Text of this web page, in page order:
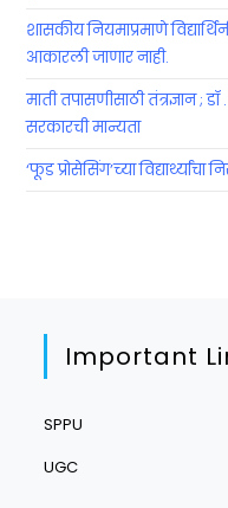
शासकीय नियमाप्रमाणे
आकारली जाणार नाही.
माती तपासणीसाठी तंत्रज्ञान ;
सरकारची मान्यता
‘फूड प्रोसेसिंग’च्या विद्यार्थ्यांचा
Important
SPPU
UGC